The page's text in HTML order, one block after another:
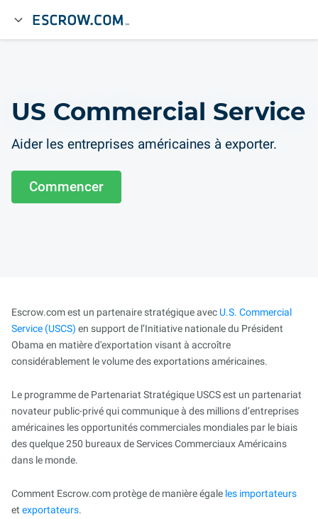
US Commercial Service
Aider les entreprises américaines à exporter.
Commencer
Escrow.com est un partenaire stratégique avec U.S. Commercial
Service (USCS) en support de l’Initiative nationale du Président
Obama en matière d'exportation visant à accroître
considérablement le volume des exportations américaines.
Le programme de Partenariat Stratégique USCS est un partenariat
novateur public-privé qui communique à des millions d’entreprises
américaines les opportunités commerciales mondiales par le biais
des quelque 250 bureaux de Services Commerciaux Américains
dans le monde.
Comment Escrow.com protège de manière égale les importateurs
et exportateurs.